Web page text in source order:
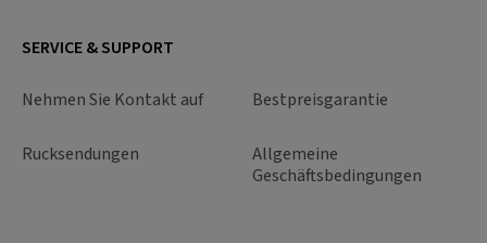
SERVICE & SUPPORT
Nehmen Sie Kontakt auf
Rucksendungen
Bestpreisgarantie
Allgemeine
Geschäftsbedingungen